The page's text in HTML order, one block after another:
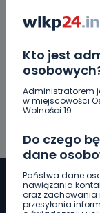
Kto jest
Administratorem
w miejscowości
Wolności 19.
Do czego
dane
Państwa dane
nawiązania
oraz zachowania
przesyłania
06.08.2026 15:32
Arleta